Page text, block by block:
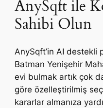
AnySqft ile
Sahibi Olun
AnySqft’in AI destekli
Batman Yenişehir
evi bulmak artık çok
göre özelleştirilmiş
kararlar almanıza